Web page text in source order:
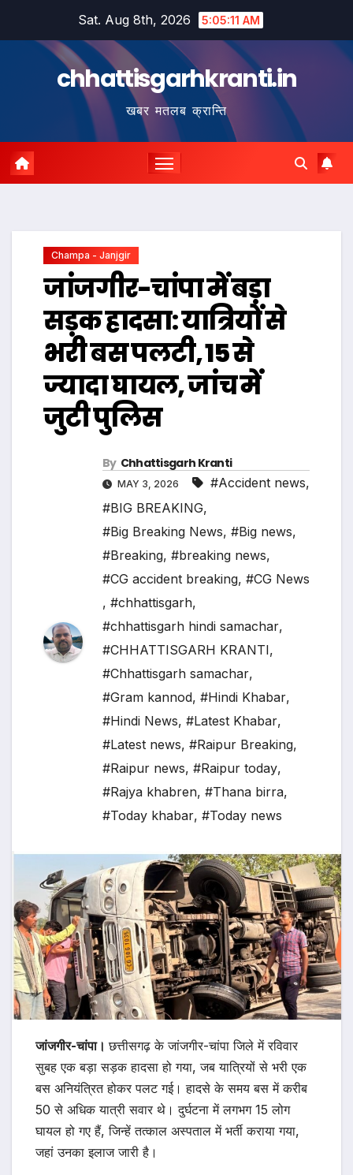
Sat. Aug 8th, 2026 5:05:11 AM
chhattisgarhkranti.in
खबर मतलब क्रान्ति
Champa - Janjgir
जांजगीर-चांपा में बड़ा
सड़क हादसा: यात्रियों से
भरी बस पलटी, 15 से
ज्यादा घायल, जांच में
जुटी पुलिस
By Chhattisgarh Kranti
MAY 3, 2026 #Accident news,
#BIG BREAKING,
#Big Breaking News, #Big news,
#Breaking, #breaking news,
#CG accident breaking, #CG News
, #chhattisgarh,
#chhattisgarh hindi samachar,
#CHHATTISGARH KRANTI,
#Chhattisgarh samachar,
#Gram kannod, #Hindi Khabar,
#Hindi News, #Latest Khabar,
#Latest news, #Raipur Breaking,
#Raipur news, #Raipur today,
#Rajya khabren, #Thana birra,
#Today khabar, #Today news
जांजगीर-चांपा।छत्तीसगढ़ के जांजगीर-चांपा जिले में रविवार
सुबह एक बड़ा सड़क हादसा हो गया, जब यात्रियों से भरी एक
बस अनियंत्रित होकर पलट गई। हादसे के समय बस में करीब
50 से अधिक यात्री सवार थे। दुर्घटना में लगभग 15 लोग
घायल हो गए हैं, जिन्हें तत्काल अस्पताल में भर्ती कराया गया,
जहां उनका इलाज जारी है।